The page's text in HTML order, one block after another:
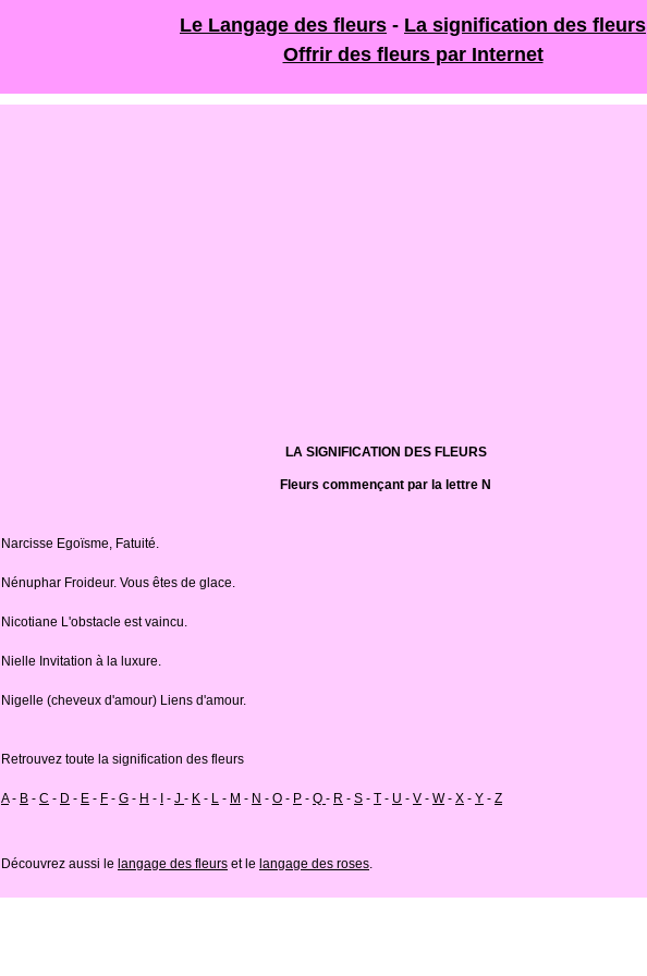
Le Langage des fleurs - La signification des fleurs
Offrir des fleurs par Internet
LA SIGNIFICATION DES FLEURS
Fleurs commençant par la lettre N
Narcisse Egoïsme, Fatuité.
Nénuphar Froideur. Vous êtes de glace.
Nicotiane L'obstacle est vaincu.
Nielle Invitation à la luxure.
Nigelle (cheveux d'amour) Liens d'amour.
Retrouvez toute la signification des fleurs
A- B - C - D - E - F - G - H - - J - K - L - M - N - O - P - Q - R - S - T - U - V - W- X - Y - Z
Découvrez aussi le langage des fleurs et le langage des roses.